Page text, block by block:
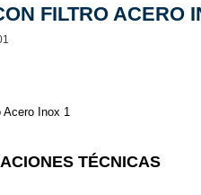
FILTRO ACERO
Acero Inox 1
TÉCNICAS